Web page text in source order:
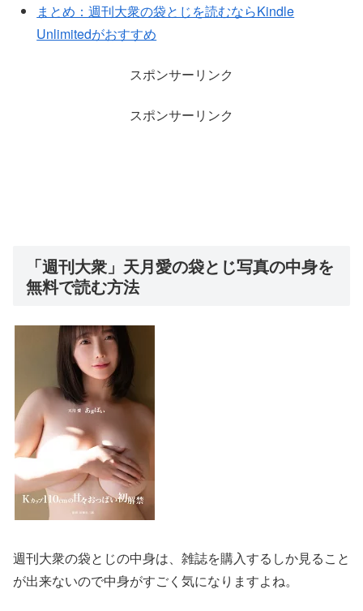
まとめ：週刊大衆の袋とじを読むならKindle
Unlimitedがおすすめ
スポンサーリンク
スポンサーリンク
「週刊大衆」天月愛の袋とじ写真の中身を
無料で読む方法
週刊大衆の袋とじの中身は、雑誌を購入するしか見ること
が出来ないので中身がすごく気になりますよね。